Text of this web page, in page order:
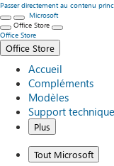
Passer directement au contenu
Microsoft
Office Store
Office Store
Office Store
Accueil
Compléments
Modèles
Support technique
Plus
Tout Microsoft